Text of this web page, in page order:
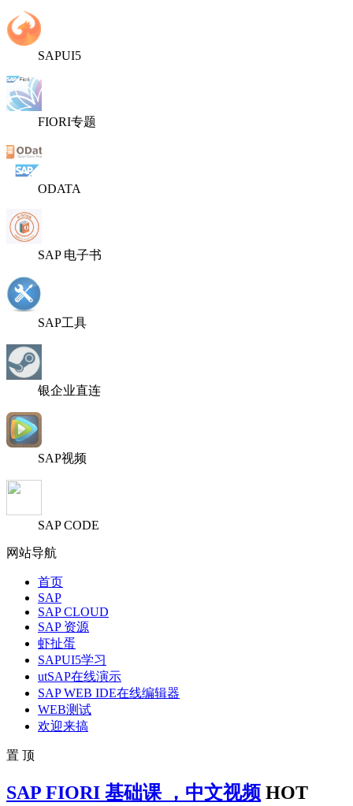
SAPUI5
FIORI专题
ODATA
SAP 电子书
SAP工具
银企业直连
SAP视频
SAP CODE
网站导航
首页
SAP
SAP CLOUD
SAP 资源
虾扯蛋
SAPUI5学习
utSAP在线演示
SAP WEB IDE在线编辑器
WEB测试
欢迎来搞
置 顶
SAP FIORI 基础课 ，中文视频 HOT